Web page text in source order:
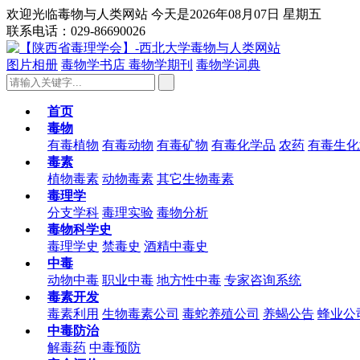
欢迎光临毒物与人类网站 今天是2026年08月07日 星期五
联系电话：029-86690026
图片相册 毒物学书店 毒物学期刊 毒物学词典
首页
毒物
有毒植物 有毒动物 有毒矿物 有毒化学品 农药 有毒生
毒素
植物毒素 动物毒素 其它生物毒素
毒理学
分支学科 毒理实验 毒物分析
毒物科学史
毒理学史 禁毒史 酒精中毒史
中毒
动物中毒 职业中毒 地方性中毒 专家咨询系统
毒素开发
毒素利用 生物毒素公司 毒蛇养殖公司 养蝎公告 蜂业公
中毒防治
解毒药 中毒预防